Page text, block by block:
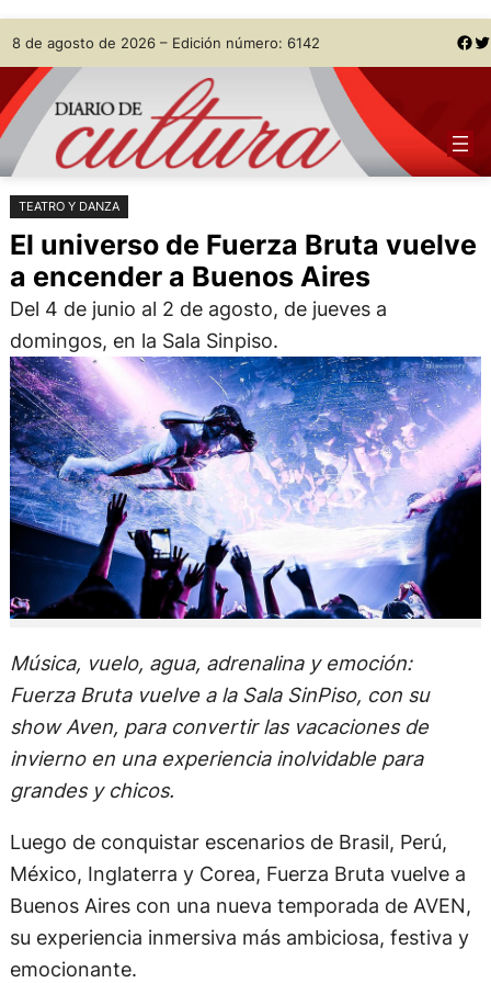
Saltar
al
contenido
Skip
to
content
8 de agosto de 2026 – Edición número: 6142 Facebook Twitter
TEATRO Y DANZA
El universo de Fuerza Bruta vuelve
a encender a Buenos Aires
Del 4 de junio al 2 de agosto, de jueves a
domingos, en la Sala Sinpiso.
Música, vuelo, agua, adrenalina y emoción:
Fuerza Bruta vuelve a la Sala SinPiso, con su
show Aven, para convertir las vacaciones de
invierno en una experiencia inolvidable para
grandes y chicos.
Luego de conquistar escenarios de Brasil, Perú,
México, Inglaterra y Corea, Fuerza Bruta vuelve a
Buenos Aires con una nueva temporada de AVEN,
su experiencia inmersiva más ambiciosa, festiva y
emocionante.